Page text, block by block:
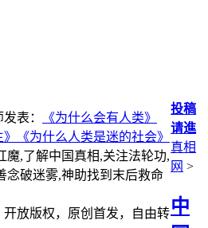
表：
《为什么会有人类》
《为什么人类是迷的社会》
魔,了解中国真相,关注法轮功,
念破迷雾,神助找到末后救命
放版权，原创首发，自由转
投稿
请進
真相
网 >
中